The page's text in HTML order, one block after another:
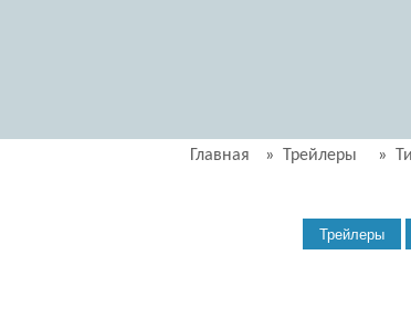
Главная » Трейлеры »